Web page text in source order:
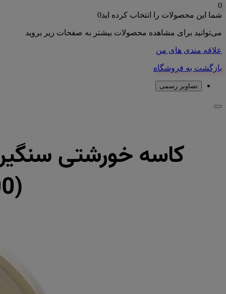
0
شما این محصولات را انتخاب کرده اید0
می‌توانید برای مشاهده محصولات بیشتر به صفحات زیر بروید
علاقه مندی های من
بازگشت به فروشگاه
تصاویر رسمی